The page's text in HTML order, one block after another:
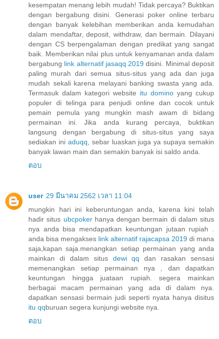
kesempatan menang lebih mudah! Tidak percaya? Buktikan
dengan bergabung disini. Generasi poker online terbaru
dengan banyak kelebihan memberikan anda kemudahan
dalam mendaftar, deposit, withdraw, dan bermain. Dilayani
dengan CS berpengalaman dengan predikat yang sangat
baik. Memberikan nilai plus untuk kenyamanan anda dalam
bergabung link alternatif jasaqq 2019 disini. Minimal deposit
paling murah dari semua situs-situs yang ada dan juga
mudah sekali karena melayani banking swasta yang ada.
Termasuk dalam kategori website itu domino yang cukup
populer di telinga para penjudi online dan cocok untuk
pemain pemula yang mungkin mash awam di bidang
permainan ini. Jika anda kurang percaya, buktikan
langsung dengan bergabung di situs-situs yang saya
sediakan ini aduqq , sebar luaskan juga ya supaya semakin
banyak lawan main dan semakin banyak isi saldo anda.
ตอบ
user 29 มีนาคม 2562 เวลา 11:04
mungkin hari ini keberuntungan anda, karena kini telah
hadir situs ubcpokerhanya dengan bermain di dalam situs
nya anda bisa mendapatkan keuntungan jutaan rupiah .
anda bisa mengakses link alternatif rajacapsa 2019 di mana
saja,kapan saja.menangkan setiap permainan yang anda
mainkan di dalam situs dewi qq dan rasakan sensasi
memenangkan setiap permainan nya , dan dapatkan
keuntungan hingga juataan rupiah. segera mainkan
berbagai macam permainan yang ada di dalam nya.
dapatkan sensasi bermain judi seperti nyata hanya disitus
itu qqburuan segera kunjungi website nya.
ตอบ